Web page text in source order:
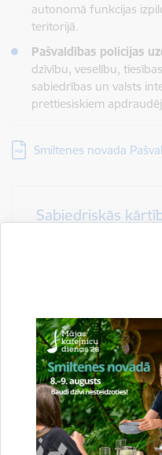
autonomā funkcijas
teritorijā.
Pašvaldības policijas
dzīvību, veselību,
sabiedrības un valsts
prettiesiskiem
Lejupielādēt:
Smiltenes novada
Sabiedriskās
Pašvaldības policijas
apmaksa